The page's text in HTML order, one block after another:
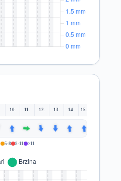
10. 11. 12. 13. 14. 15.